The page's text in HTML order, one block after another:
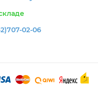
02-06